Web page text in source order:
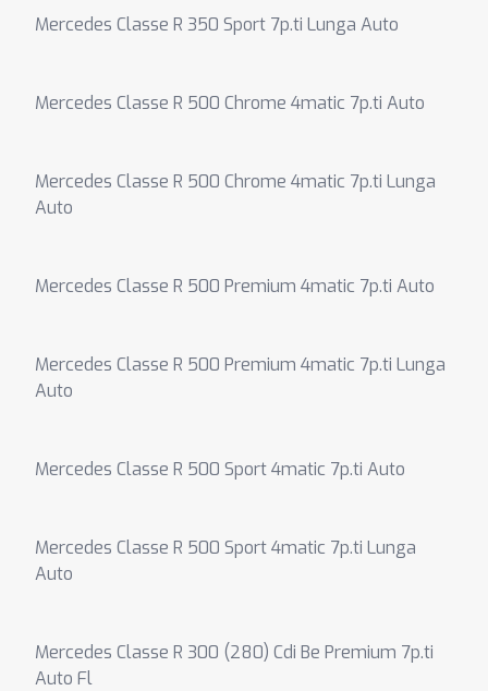
Mercedes Classe R 350 Sport 7p.ti Lunga Auto
Mercedes Classe R 500 Chrome 4matic 7p.ti Auto
Mercedes Classe R 500 Chrome 4matic 7p.ti Lunga
Auto
Mercedes Classe R 500 Premium 4matic 7p.ti Auto
Mercedes Classe R 500 Premium 4matic 7p.ti Lunga
Auto
Mercedes Classe R 500 Sport 4matic 7p.ti Auto
Mercedes Classe R 500 Sport 4matic 7p.ti Lunga
Auto
Mercedes Classe R 300 (280) Cdi Be Premium 7p.ti
Auto Fl